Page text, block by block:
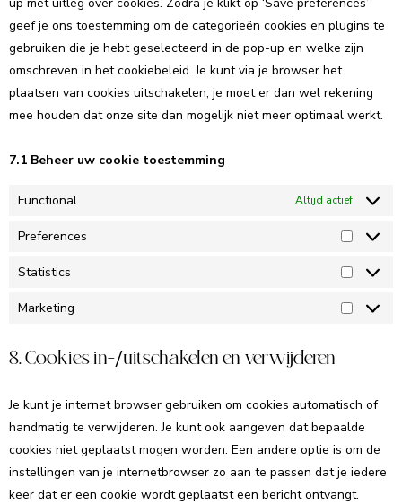
up met uitleg over cookies. Zodra je klikt op ‘Save preferences’
geef je ons toestemming om de categorieën cookies en plugins te
gebruiken die je hebt geselecteerd in de pop-up en welke zijn
omschreven in het cookiebeleid. Je kunt via je browser het
plaatsen van cookies uitschakelen, je moet er dan wel rekening
mee houden dat onze site dan mogelijk niet meer optimaal werkt.
7.1 Beheer uw cookie toestemming
Functional Altijd actief
Preferences
Statistics
Marketing
8. Cookies in-/uitschakelen en verwijderen
Je kunt je internet browser gebruiken om cookies automatisch of
handmatig te verwijderen. Je kunt ook aangeven dat bepaalde
cookies niet geplaatst mogen worden. Een andere optie is om de
instellingen van je internetbrowser zo aan te passen dat je iedere
keer dat er een cookie wordt geplaatst een bericht ontvangt.